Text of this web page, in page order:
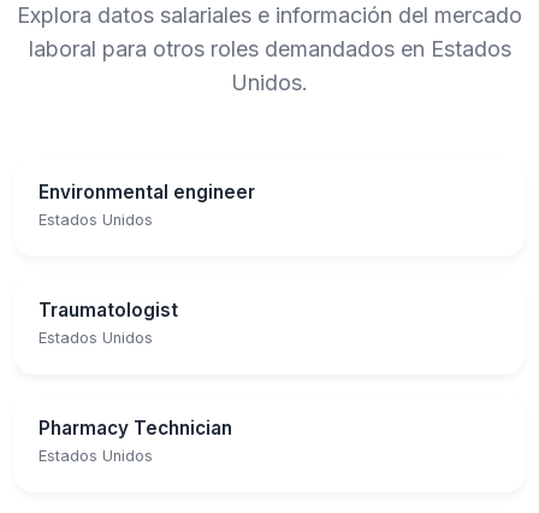
Explora datos salariales e información del mercado
laboral para otros roles demandados en Estados
Unidos.
Environmental engineer
Estados Unidos
Traumatologist
Estados Unidos
Pharmacy Technician
Estados Unidos